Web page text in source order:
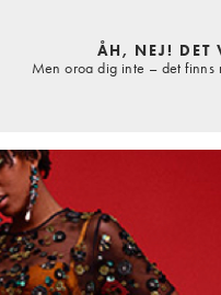
ÅH, NEJ! DET
Men oroa dig inte – det finns